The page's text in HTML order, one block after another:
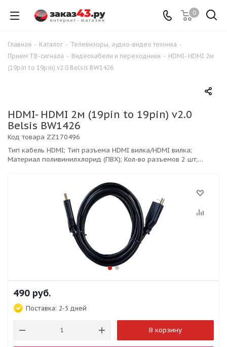
0
Главная - Каталог - Телевизоры, аудио-видео техника -
Прием ТВ-сигнала - Видеокабели и переходники - HDMI- HDMI 2м
(19pin to 19pin) v2.0 Belsis BW1426
HDMI- HDMI 2м (19pin to 19pin) v2.0
Belsis BW1426
Тип кабель HDMI; Тип разъема HDMI вилка/HDMI вилка;
Материал поливинилхлорид (ПВХ); Кол-во разъемов 2 шт;
Код товара ZZ170496
490 руб.
Поставка: 2-5 дней
В корзину